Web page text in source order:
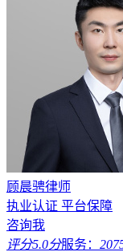
顾晨骋律师
执业认证 平台保障
咨询我
评分5.0分服务：